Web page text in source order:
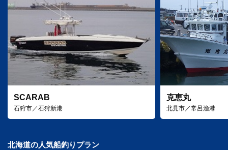
SCARAB
石狩市／石狩新港
克恵丸
北見市／常呂漁港
北海道の人気船釣りプラン